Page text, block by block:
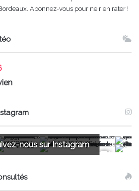
Abonnez-vous pour ne rien rater !
nous sur Instagram